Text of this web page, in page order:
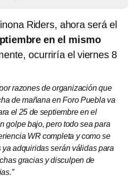
Riders, ahora será el
en el mismo
ocurriría el viernes 8
razones de organización que
de mañana en Foro Puebla va
el 25 de septiembre en el
golpe bajo, pero todo sea para
WR completa y como se
ya adquiridas serán válidas para
gracias y disculpen de